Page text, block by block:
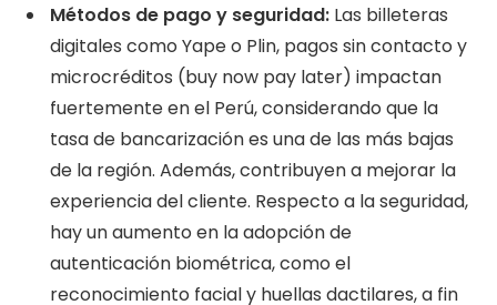
Métodos de pago y seguridad: Las billeteras
digitales como Yape o Plin, pagos sin contacto y
microcréditos (buy now pay later) impactan
fuertemente en el Perú, considerando que la
tasa de bancarización es una de las más bajas
de la región. Además, contribuyen a mejorar la
experiencia del cliente. Respecto a la seguridad,
hay un aumento en la adopción de
autenticación biométrica, como el
reconocimiento facial y huellas dactilares, a fin